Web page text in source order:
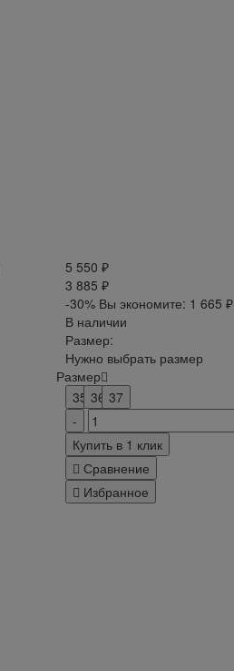
5 550 ₽
3 885 ₽
-30% Вы экономите: 1 665 ₽
В наличии
Размер:
Нужно выбрать размер
Размер
35 36 37
Купить в 1 клик
Сравнение
Избранное